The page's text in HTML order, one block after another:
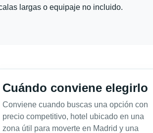
largas o equipaje no incluido.
Cuándo conviene elegirlo
Conviene cuando buscas una opción con
precio competitivo, hotel ubicado en una
zona útil para moverte en Madrid y una